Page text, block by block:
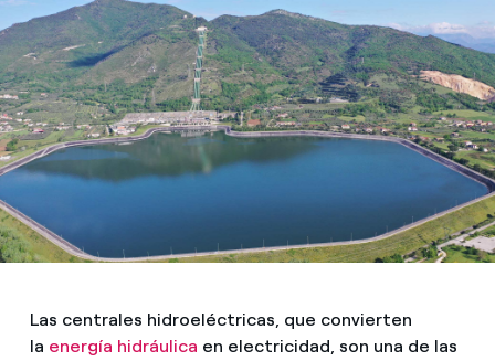
Las centrales hidroeléctricas, que convierten
la energía hidráulica en electricidad, son una de las